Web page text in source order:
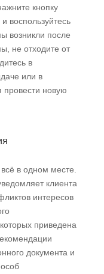
кнопку
воспользуйтесь
возникли после
не отходите от
в
или в
провести новую
в одном месте.
клиента
интересов
приведена
документа и